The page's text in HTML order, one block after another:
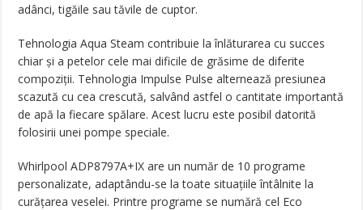
adânci, tigăile sau tăvile de cuptor.
Tehnologia Aqua Steam contribuie la înlăturarea cu succes
chiar și a petelor cele mai dificile de grăsime de diferite
compoziții. Tehnologia Impulse Pulse alternează presiunea
scazută cu cea crescută, salvând astfel o cantitate importantă
de apă la fiecare spălare. Acest lucru este posibil datorită
folosirii unei pompe speciale.
Whirlpool ADP8797A+IX are un număr de 10 programe
personalizate, adaptându-se la toate situațiile întâlnite la
curățarea veselei. Printre programe se numără cel Eco